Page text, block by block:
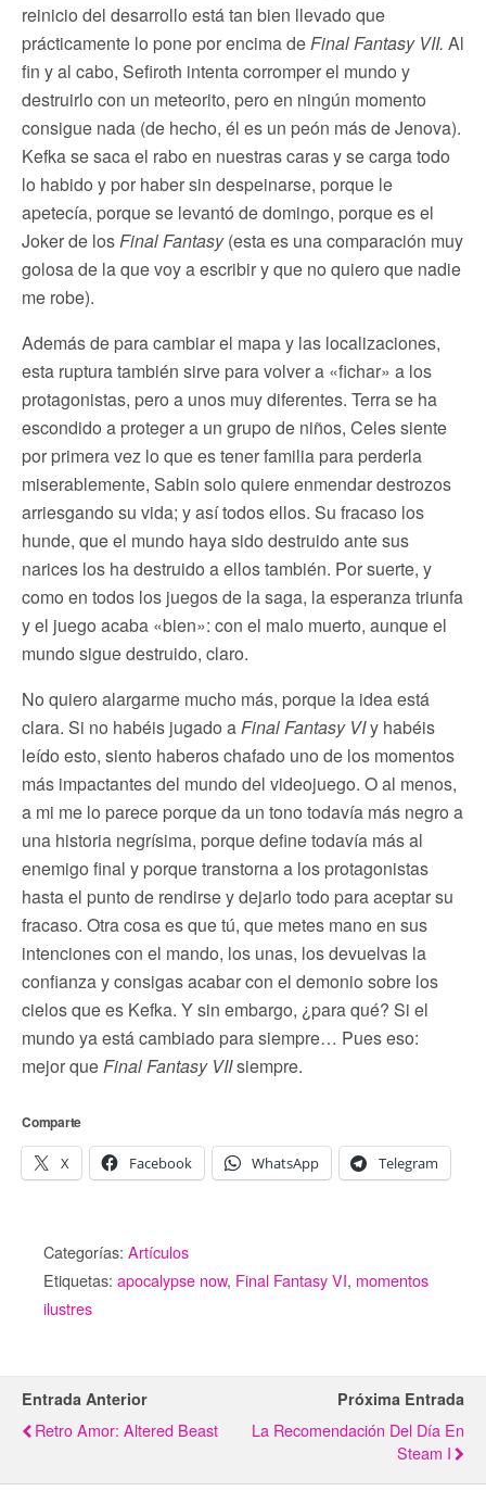
reinicio del desarrollo está tan bien llevado que
prácticamente lo pone por encima deFinal Fantasy VII. Al
fin y al cabo, Sefiroth intenta corromper el mundo y
destruirlo con un meteorito, pero en ningún momento
consigue nada (de hecho, él es un peón más de Jenova).
Kefka se saca el rabo en nuestras caras y se carga todo
lo habido y por haber sin despeinarse, porque le
apetecía, porque se levantó de domingo, porque es el
Joker de losFinal Fantasy(esta es una comparación muy
golosa de la que voy a escribir y que no quiero que nadie
me robe).
Además de para cambiar el mapa y las localizaciones,
esta ruptura también sirve para volver a «fichar» a los
protagonistas, pero a unos muy diferentes. Terra se ha
escondido a proteger a un grupo de niños, Celes siente
por primera vez lo que es tener familia para perderla
miserablemente, Sabin solo quiere enmendar destrozos
arriesgando su vida; y así todos ellos. Su fracaso los
hunde, que el mundo haya sido destruido ante sus
narices los ha destruido a ellos también. Por suerte, y
como en todos los juegos de la saga, la esperanza triunfa
y el juego acaba «bien»: con el malo muerto, aunque el
mundo sigue destruido, claro.
No quiero alargarme mucho más, porque la idea está
clara. Si no habéis jugado aFinal Fantasy VIy habéis
leído esto, siento haberos chafado uno de los momentos
más impactantes del mundo del videojuego. O al menos,
a mi me lo parece porque da un tono todavía más negro a
una historia negrísima, porque define todavía más al
enemigo final y porque transtorna a los protagonistas
hasta el punto de rendirse y dejarlo todo para aceptar su
fracaso. Otra cosa es que tú, que metes mano en sus
intenciones con el mando, los unas, los devuelvas la
confianza y consigas acabar con el demonio sobre los
cielos que es Kefka. Y sin embargo, ¿para qué? Si el
mundo ya está cambiado para siempre… Pues eso:
mejor queFinal Fantasy VIIsiempre.
Comparte
X Facebook WhatsApp Telegram
Categorías: Artículos
Etiquetas: apocalypse now, Final Fantasy VI, momentos
ilustres
Entrada Anterior
Retro Amor: Altered Beast
Próxima Entrada
La Recomendación Del Día En
Steam I